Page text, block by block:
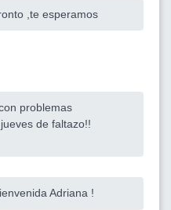
,te esperamos
problemas
de faltazo!!
Adriana !